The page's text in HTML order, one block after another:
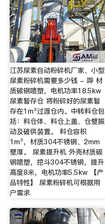
江苏尿素自动粉碎机厂家、小型
尿素粉碎机需要多少钱 - 哔 材
质碳钢喷塑，电机功率18.5kw
尿素暂存仓 将粉碎好的尿素暂
存在1m³过渡仓内。中转料仓包
括：料仓体、料仓上盖、仓壁振
动及破供装置。 料仓容积
1m³，材质304不锈钢、2mm
壁厚。 尿素提升机 外壳材质碳
钢喷塑，挖斗304不锈钢，提升
高度8米，电机功率5.5kw 【产
品特性】 尿素粉碎机可根据用
户需求